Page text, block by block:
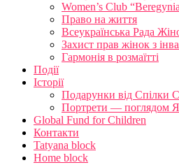
Women’s Club
Право на життя
Всеукраїнська Рада
Захист прав жінок з
Гармонія в розмаїтті
Події
Історії
Подарунки від Спілки
Портрети — поглядом
Global Fund for Children
Контакти
Tatyana block
Home block